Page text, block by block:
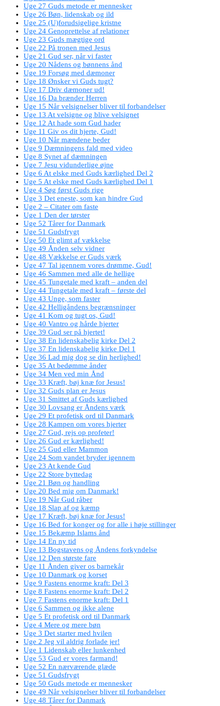
Uge 27 Guds metode er mennesker
Uge 26 Bøn, lidenskab og ild
Uge 25 (U)forudsigelige kristne
Uge 24 Genoprettelse af relationer
Uge 23 Guds mægtige ord
Uge 22 På tronen med Jesus
Uge 21 Gud ser, når vi faster
Uge 20 Nådens og bønnens ånd
Uge 19 Forsøg med dæmoner
Uge 18 Ønsker vi Guds tugt?
Uge 17 Driv dæmoner ud!
Uge 16 Da brænder Herren
Uge 15 Når velsignelser bliver til forbandelser
Uge 13 At velsigne og blive velsignet
Uge 12 At hade som Gud hader
Uge 11 Giv os dit hjerte, Gud!
Uge 10 Når mændene beder
Uge 9 Dæmningens fald med video
Uge 8 Synet af dæmningen
Uge 7 Jesu vidunderlige øjne
Uge 6 At elske med Guds kærlighed Del 2
Uge 5 At elske med Guds kærlighed Del 1
Uge 4 Søg først Guds rige
Uge 3 Det eneste, som kan hindre Gud
Uge 2 – Citater om faste
Uge 1 Den der tørster
Uge 52 Tårer for Danmark
Uge 51 Gudsfrygt
Uge 50 Et glimt af vækkelse
Uge 49 Ånden selv vidner
Uge 48 Vækkelse er Guds værk
Uge 47 Tal igennem vores drømme, Gud!
Uge 46 Sammen med alle de hellige
Uge 45 Tungetale med kraft – anden del
Uge 44 Tungetale med kraft – første del
Uge 43 Unge, som faster
Uge 42 Helligåndens begrænsninger
Uge 41 Kom og tugt os, Gud!
Uge 40 Vantro og hårde hjerter
Uge 39 Gud ser på hjertet!
Uge 38 En lidenskabelig kirke Del 2
Uge 37 En lidenskabelig kirke Del 1
Uge 36 Lad mig dog se din herlighed!
Uge 35 At bedømme ånder
Uge 34 Men ved min Ånd
Uge 33 Kræft, bøj knæ for Jesus!
Uge 32 Guds plan er Jesus
Uge 31 Smittet af Guds kærlighed
Uge 30 Lovsang er Åndens værk
Uge 29 Et profetisk ord til Danmark
Uge 28 Kampen om vores hjerter
Uge 27 Gud, rejs op profeter!
Uge 26 Gud er kærlighed!
Uge 25 Gud eller Mammon
Uge 24 Som vandet bryder igennem
Uge 23 At kende Gud
Uge 22 Store byttedag
Uge 21 Bøn og handling
Uge 20 Bed mig om Danmark!
Uge 19 Når Gud råber
Uge 18 Slap af og kæmp
Uge 17 Kræft, bøj knæ for Jesus!
Uge 16 Bed for konger og for alle i høje stillinger
Uge 15 Bekæmp Islams ånd
Uge 14 En ny tid
Uge 13 Bogstavens og Åndens forkyndelse
Uge 12 Den største fare
Uge 11 Ånden giver os barnekår
Uge 10 Danmark og korset
Uge 9 Fastens enorme kraft: Del 3
Uge 8 Fastens enorme kraft: Del 2
Uge 7 Fastens enorme kraft: Del 1
Uge 6 Sammen og ikke alene
Uge 5 Et profetisk ord til Danmark
Uge 4 Mere og mere bøn
Uge 3 Det starter med hvilen
Uge 2 Jeg vil aldrig forlade jer!
Uge 1 Lidenskab eller lunkenhed
Uge 53 Gud er vores farmand!
Uge 52 En nærværende glæde
Uge 51 Gudsfrygt
Uge 50 Guds metode er mennesker
Uge 49 Når velsignelser bliver til forbandelser
Uge 48 Tårer for Danmark